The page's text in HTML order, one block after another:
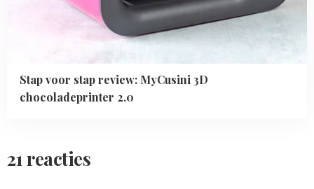
Stap voor stap review: MyCusini 3D
chocoladeprinter 2.0
21 reacties